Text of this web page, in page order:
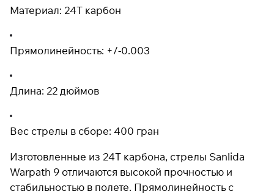
Материал: 24T карбон
Прямолинейность: +/-0.003
Длина: 22 дюймов
Вес стрелы в сборе: 400 гран
Изготовленные из 24T карбона, стрелы Sanlida
Warpath 9 отличаются высокой прочностью и
стабильностью в полете. Прямолинейность с